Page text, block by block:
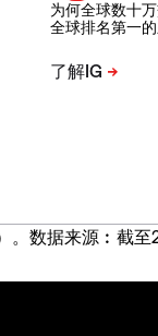
为何全球数十
全球排名第一
数据来源︰截至